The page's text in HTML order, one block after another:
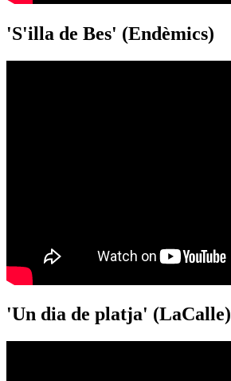
'S'illa de Bes' (Endèmics)
'Un dia de platja' (LaCalle)